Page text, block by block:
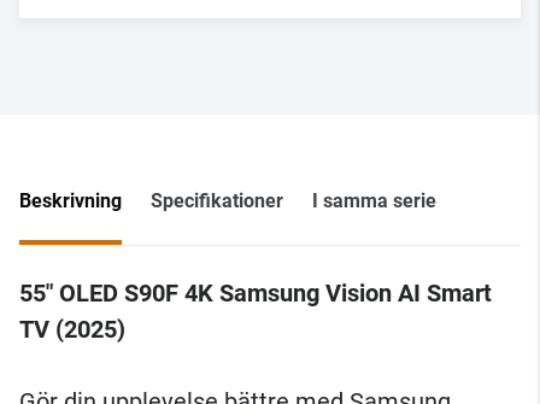
Beskrivning Specifikationer I samma serie
55" OLED S90F 4K Samsung Vision AI Smart
TV (2025)